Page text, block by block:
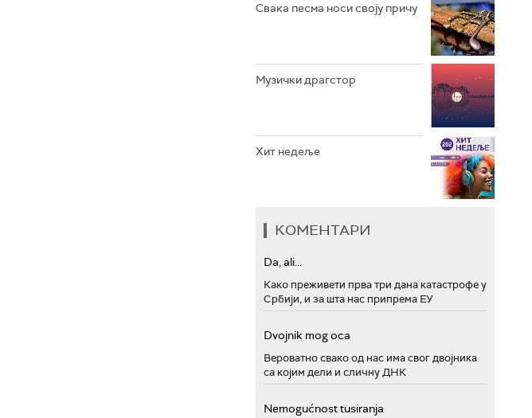
Свака песма носи своју причу
Музички драгстор
Хит недеље
КОМЕНТАРИ
Da, ali...
Како преживети прва три дана катастрофе у
Србији, и за шта нас припрема ЕУ
Dvojnik mog oca
Вероватно свако од нас има свог двојника
са којим дели и сличну ДНК
Nemogućnost tusiranja